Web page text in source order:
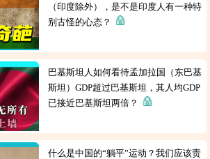
（印度除外），是不是印度人有一种特
别古怪的心态？
巴基斯坦人如何看待孟加拉国（东巴基
斯坦）GDP超过巴基斯坦，其人均GDP
已接近巴基斯坦两倍？
什么是中国的“躺平”运动？我们应该责